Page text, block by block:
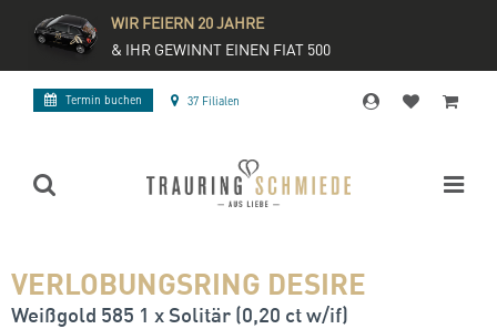
WIR FEIERN 20 JAHRE
& IHR GEWINNT EINEN FIAT 500
Termin buchen 37 Filialen
VERLOBUNGSRING DESIRE
Weißgold 585 1 x Solitär (0,20 ct w/if)